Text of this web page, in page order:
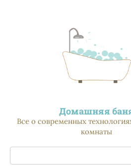
Домашняя
Все о современных
комнаты
Поиск: